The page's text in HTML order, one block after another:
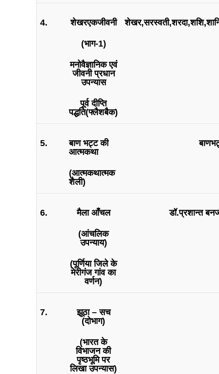
4. शेखरएकजीवनी
(भाग-1)
मनोवैज्ञानिक एवं
जीवनी प्रधान
उपन्यास
पूर्व दीप्ति
पद्धति(फ्लैशबैक)
5.
बाण भट्ट की
आत्मकथा
(आत्मकथात्मक
शैली)
6. मैला आँचल
(आंचलिक
उपन्याय)
(पूर्णिया जिले के
मेरीगंज गांव का
वर्णन)
डॉ.प्रशान्त
7.
झूठा – सच
(दोभाग)
(भारत के
विभाजन की
पृष्ठभूमि पर
लिखा उपन्यास)